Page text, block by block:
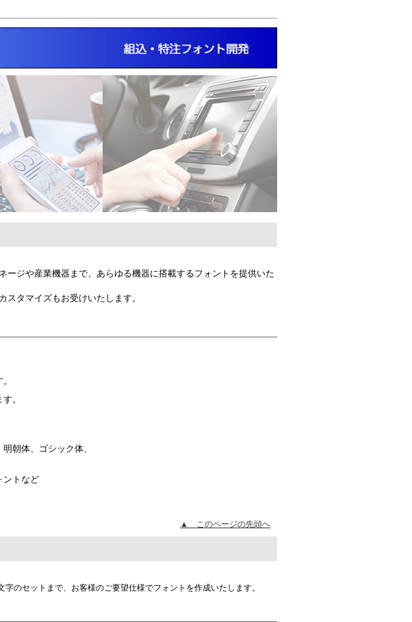
ージや産業機器まで、あらゆる機器に搭載するフォントを提供いた
タマイズもお受けいたします。
。
朝体、ゴシック体、
ントなど
▲ このページの先頭へ
のセットまで、お客様のご要望仕様でフォントを作成いたします。